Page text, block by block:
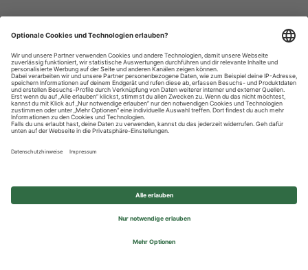
Datenschutzhinweise
Impressum
Privatsphäre-Einstellungen
© 2026 REWE Group - All rights reserved